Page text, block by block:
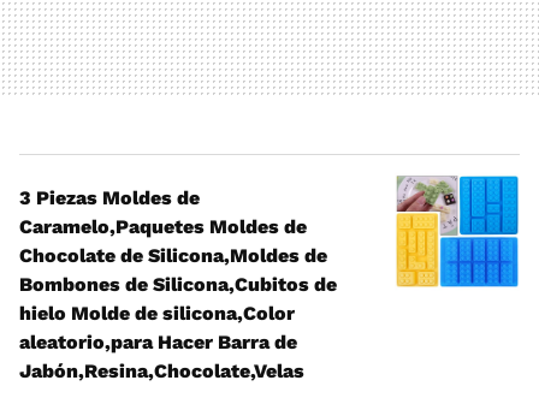
3 Piezas Moldes de
Caramelo,Paquetes Moldes de
Chocolate de Silicona,Moldes de
Bombones de Silicona,Cubitos de
hielo Molde de silicona,Color
aleatorio,para Hacer Barra de
Jabón,Resina,Chocolate,Velas